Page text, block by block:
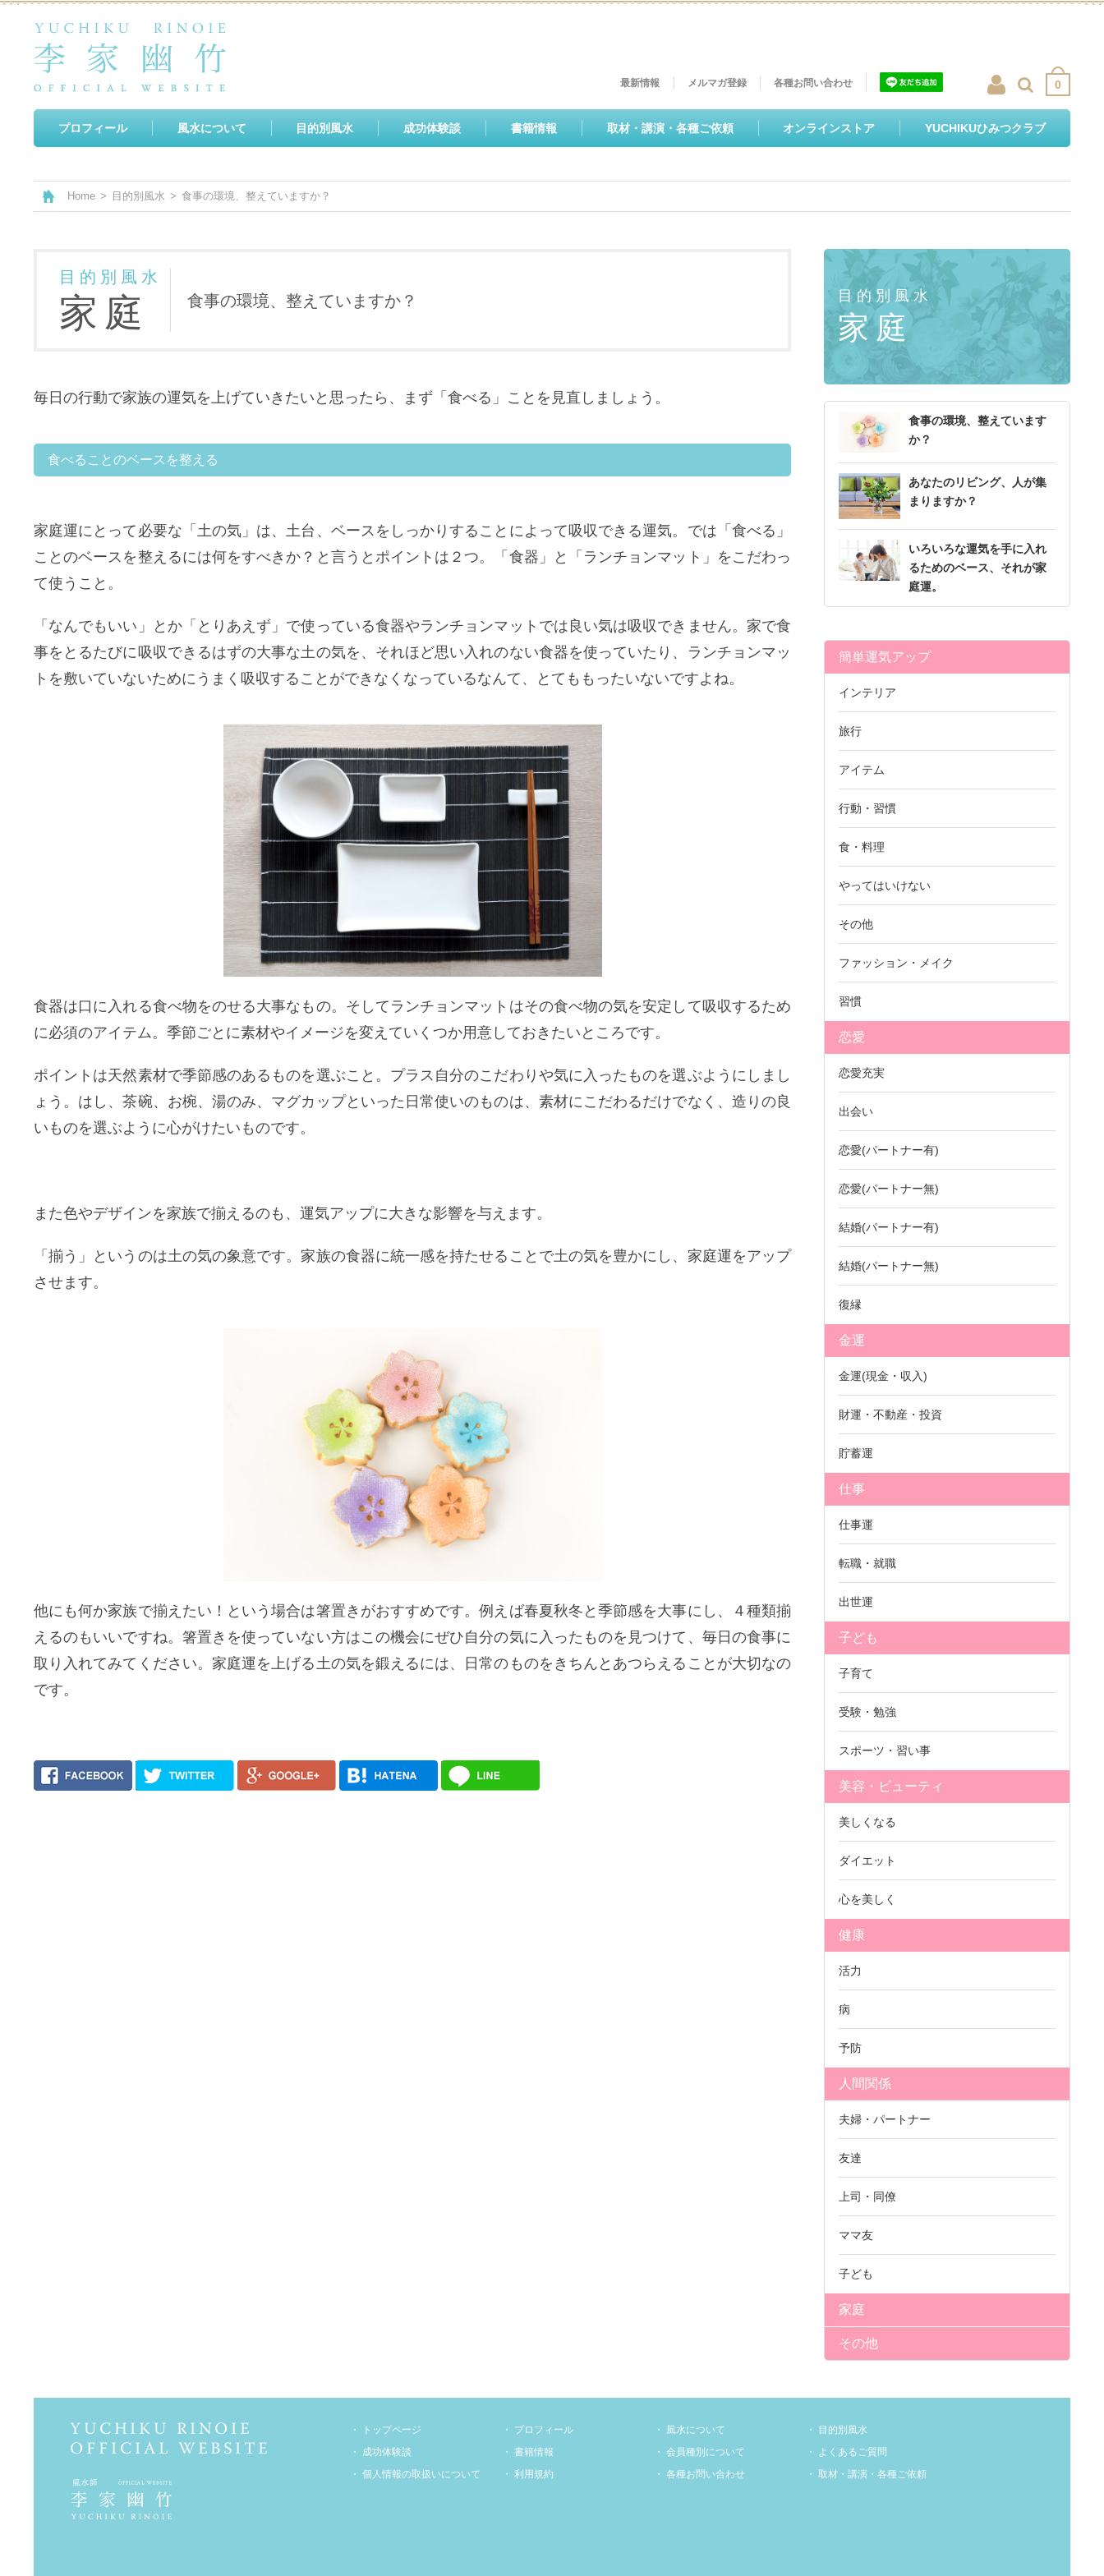
0
プロフィール 風水について 目的別風水 成功体験談 書籍情報 取材・講演・各種ご依頼 オンラインストア YUCHIKUひみつクラブ
最新情報 メルマガ登録 各種お問い合わせ
Home > 目的別風水 > 食事の環境、整えていますか？
目的別風水
家庭 食事の環境、整えていますか？
毎日の行動で家族の運気を上げていきたいと思ったら、まず「食べる」ことを見直しましょう。
食べることのベースを整える
家庭運にとって必要な「土の気」は、土台、ベースをしっかりすることによって吸収できる運気。では「食べる」
ことのベースを整えるには何をすべきか？と言うとポイントは２つ。「食器」と「ランチョンマット」をこだわっ
て使うこと。
「なんでもいい」とか「とりあえず」で使っている食器やランチョンマットでは良い気は吸収できません。家で食
事をとるたびに吸収できるはずの大事な土の気を、それほど思い入れのない食器を使っていたり、ランチョンマッ
トを敷いていないためにうまく吸収することができなくなっているなんて、とてももったいないですよね。
食器は口に入れる食べ物をのせる大事なもの。そしてランチョンマットはその食べ物の気を安定して吸収するため
に必須のアイテム。季節ごとに素材やイメージを変えていくつか用意しておきたいところです。
ポイントは天然素材で季節感のあるものを選ぶこと。プラス自分のこだわりや気に入ったものを選ぶようにしまし
ょう。はし、茶碗、お椀、湯のみ、マグカップといった日常使いのものは、素材にこだわるだけでなく、造りの良
いものを選ぶように心がけたいものです。
また色やデザインを家族で揃えるのも、運気アップに大きな影響を与えます。
「揃う」というのは土の気の象意です。家族の食器に統一感を持たせることで土の気を豊かにし、家庭運をアップ
させます。
他にも何か家族で揃えたい！という場合は箸置きがおすすめです。例えば春夏秋冬と季節感を大事にし、４種類揃
えるのもいいですね。箸置きを使っていない方はこの機会にぜひ自分の気に入ったものを見つけて、毎日の食事に
取り入れてみてください。家庭運を上げる土の気を鍛えるには、日常のものをきちんとあつらえることが大切なの
です。
目的別風水
家庭
食事の環境、整えています
か？
あなたのリビング、人が集
まりますか？
いろいろな運気を手に入れ
るためのベース、それが家
庭運。
簡単運気アップ
インテリア
旅行
アイテム
行動・習慣
食・料理
やってはいけない
その他
ファッション・メイク
習慣
恋愛
恋愛充実
出会い
恋愛(パートナー有)
恋愛(パートナー無)
結婚(パートナー有)
結婚(パートナー無)
復縁
金運
金運(現金・収入)
財運・不動産・投資
貯蓄運
仕事
仕事運
転職・就職
出世運
子ども
子育て
受験・勉強
スポーツ・習い事
美容・ビューティ
美しくなる
ダイエット
心を美しく
健康
活力
病
予防
人間関係
夫婦・パートナー
友達
上司・同僚
ママ友
子ども
家庭
その他
トップページ プロフィール 風水について
目的別風水
成功体験談
書籍情報 会員種別について
よくあるご質問
個人情報の取扱いについて
利用規約 各種お問い合わせ 取材・講演・各種ご依頼